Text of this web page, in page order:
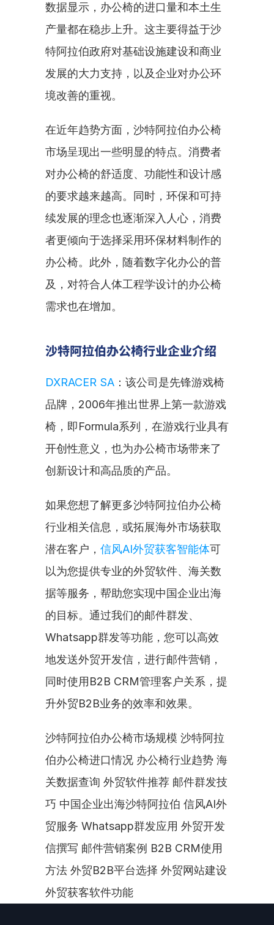
数据显示，办公椅的进口量和本土生
产量都在稳步上升。这主要得益于沙
特阿拉伯政府对基础设施建设和商业
发展的大力支持，以及企业对办公环
境改善的重视。
在近年趋势方面，沙特阿拉伯办公椅
市场呈现出一些明显的特点。消费者
对办公椅的舒适度、功能性和设计感
的要求越来越高。同时，环保和可持
续发展的理念也逐渐深入人心，消费
者更倾向于选择采用环保材料制作的
办公椅。此外，随着数字化办公的普
及，对符合人体工程学设计的办公椅
需求也在增加。
沙特阿拉伯办公椅行业企业介绍
DXRACER SA ：该公司是先锋游戏椅
品牌，2006年推出世界上第一款游戏
椅，即Formula系列，在游戏行业具有
开创性意义，也为办公椅市场带来了
创新设计和高品质的产品。
如果您想了解更多沙特阿拉伯办公椅
行业相关信息，或拓展海外市场获取
潜在客户， 信风AI外贸获客智能体可
以为您提供专业的外贸软件、海关数
据等服务，帮助您实现中国企业出海
的目标。通过我们的邮件群发、
Whatsapp群发等功能，您可以高效
地发送外贸开发信，进行邮件营销，
同时使用B2B CRM管理客户关系，提
升外贸B2B业务的效率和效果。
沙特阿拉伯办公椅市场规模 沙特阿拉
伯办公椅进口情况 办公椅行业趋势 海
关数据查询 外贸软件推荐 邮件群发技
巧 中国企业出海沙特阿拉伯 信风AI外
贸服务 Whatsapp群发应用 外贸开发
信撰写 邮件营销案例 B2B CRM使用
方法 外贸B2B平台选择 外贸网站建设
外贸获客软件功能